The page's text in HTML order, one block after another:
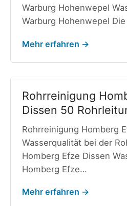
Warburg Hohenwepel
Warburg Hohenwepel
Mehr erfahren →
Rohrreinigung
Dissen 50
Rohrreinigung Homberg
Wasserqualität bei der
Homberg Efze Dissen
Homberg Efze…
Mehr erfahren →